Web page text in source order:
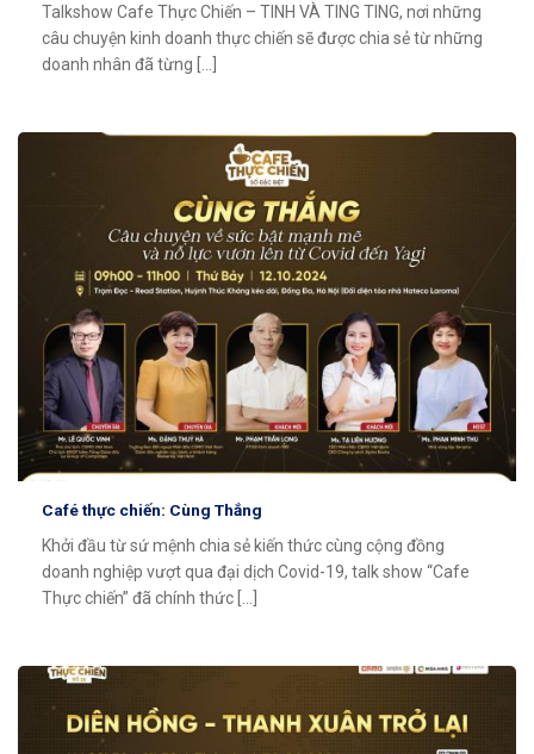
Talkshow Cafe Thực Chiến – TINH VÀ TING TING, nơi những
câu chuyện kinh doanh thực chiến sẽ được chia sẻ từ những
doanh nhân đã từng [...]
Café thực chiến: Cùng Thắng
Khởi đầu từ sứ mệnh chia sẻ kiến thức cùng cộng đồng
doanh nghiệp vượt qua đại dịch Covid-19, talk show “Cafe
Thực chiến” đã chính thức [...]